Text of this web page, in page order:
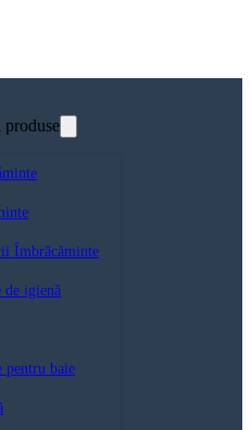
produse
Îmbrăcăminte
de igienă
pentru baie